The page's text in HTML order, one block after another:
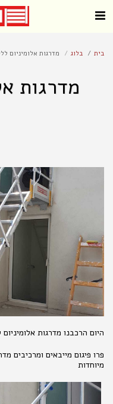
בית בלוג מדרגות אלומיניום
מדרגות
היום הרכבנו מדרגות
פרו פיגום מייבאים ומרכיבים
מיוחדות